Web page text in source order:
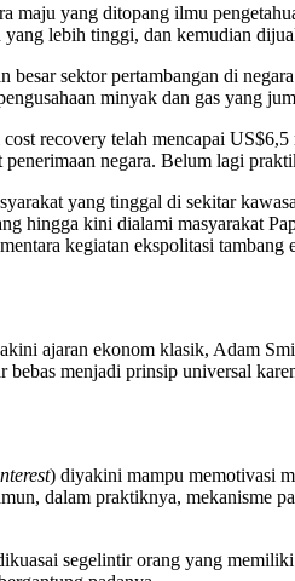
maju yang ditopang ilmu
lebih tinggi, dan kemudian
besar sektor pertambangan di
minyak dan gas yang
recovery telah mencapai
penerimaan negara. Belum lagi
yang tinggal di sekitar
hingga kini dialami masyarakat
kegiatan ekspolitasi
ajaran ekonom klasik, Adam
bebas menjadi prinsip universal
) diyakini mampu memotivasi
dalam praktiknya, mekanisme
segelintir orang yang